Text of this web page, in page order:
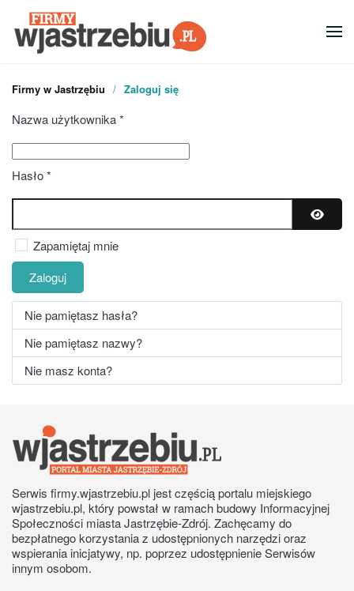
Przejdź do głównej treści
Firmy w Jastrzębiu Zaloguj się
Nazwa użytkownika*
Hasło*
Zapamiętaj mnie
Zaloguj
Nie pamiętasz hasła?
Nie pamiętasz nazwy?
Nie masz konta?
Serwis firmy.wjastrzebiu.pl jest częścią portalu miejskiego
wjastrzebiu.pl, który powstał w ramach budowy Informacyjnej
Społeczności miasta Jastrzębie-Zdrój. Zachęcamy do
bezpłatnego korzystania z udostępnionych narzędzi oraz
wspierania inicjatywy, np. poprzez udostępnienie Serwisów
innym osobom.